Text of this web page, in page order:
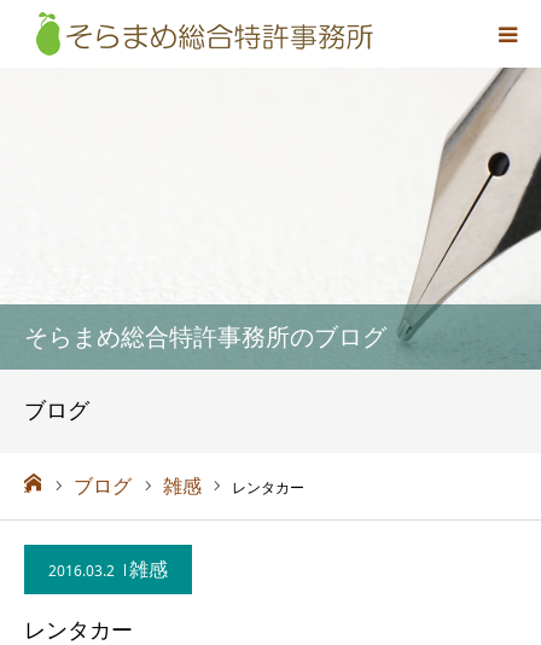
そらまめ総合特許事務所のブログ
ブログ
ム ブログ 雑感 レンタカー
2016.03.2 雑感
レンタカー
料金
採用情報